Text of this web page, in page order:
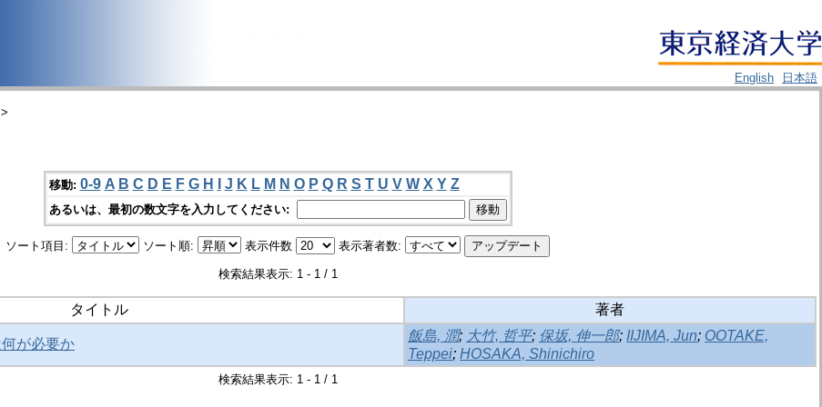
English
日本語
>
移動: 0-9 A B C D E F G H J K L M N O P Q R S T U V W X Y Z
あるいは、最初の数文字を入力してください:
ソート項目: ソート順: 表示件数 表示著者数:
検索結果表示: 1 - 1 / 1
タイトル 著者
が必要か
飯島, 潤; 大竹, 哲平; 保坂, 伸一郎; IIJIMA, Jun; OOTAKE,
Teppei; HOSAKA, Shinichiro
検索結果表示: 1 - 1 / 1